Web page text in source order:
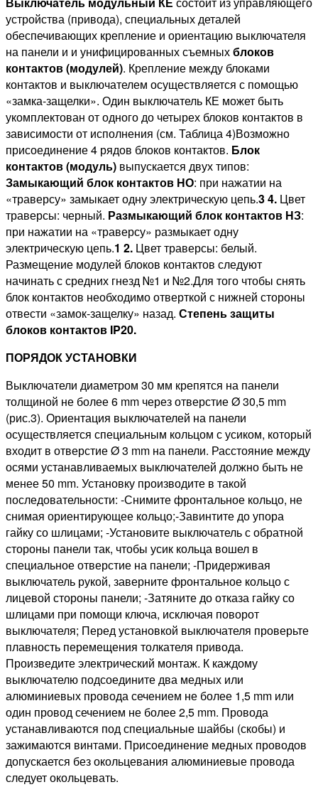
устройства (привода), специальных деталей
обеспечивающих крепление и ориентацию выключателя
на панели и и унифицированных съемныхблоков
контактов (модулей). Крепление между блоками
контактов и выключателем осуществляется с помощью
«замка-защелки». Один выключатель КЕ может быть
укомплектован от одного до четырех блоков контактов в
зависимости от исполнения (см. Таблица 4)Возможно
присоединение 4 рядов блоков контактов. Блок
контактов (модуль) выпускается двух типов:
Замыкающий блок контактов НО: при нажатии на
«траверсу» замыкает одну электрическую цепь.34. Цвет
траверсы: черный. Размыкающий блок контактов НЗ:
при нажатии на «траверсу» размыкает одну
электрическую цепь.1 2. Цвет траверсы: белый.
Размещение модулей блоков контактов следуют
начинать с средних гнезд №1 и №2.Для того чтобы снять
блок контактов необходимо отверткой с нижней стороны
отвести «замок-защелку» назад. Степень защиты
блоков контактов IP20.
ПОРЯДОК УСТАНОВКИ
Выключатели диаметром 30 мм крепятся на панели
толщиной не более 6 mm через отверстие Ø 30,5 mm
(рис.3). Ориентация выключателей на панели
осуществляется специальным кольцом с усиком, который
входит в отверстие Ø 3 mm на панели. Расстояние между
осями устанавливаемых выключателей должно быть не
менее 50 mm. Установку производите в такой
последовательности: -Снимите фронтальное кольцо, не
снимая ориентирующее кольцо;-Завинтите до упора
гайку со шлицами; -Установите выключатель с обратной
стороны панели так, чтобы усик кольца вошел в
специальное отверстие на панели; -Придерживая
выключатель рукой, заверните фронтальное кольцо с
лицевой стороны панели; -Затяните до отказа гайку со
шлицами при помощи ключа, исключая поворот
выключателя; Перед установкой выключателя проверьте
плавность перемещения толкателя привода.
Произведите электрический монтаж. К каждому
выключателю подсоедините два медных или
алюминиевых провода сечением не более 1,5 mm или
один провод сечением не более 2,5 mm. Провода
устанавливаются под специальные шайбы (скобы) и
зажимаются винтами. Присоединение медных проводов
допускается без окольцевания алюминиевые провода
следует окольцевать.